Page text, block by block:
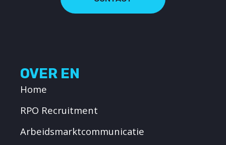
OVER EN
Home
RPO Recruitment
Arbeidsmarktcommunicatie